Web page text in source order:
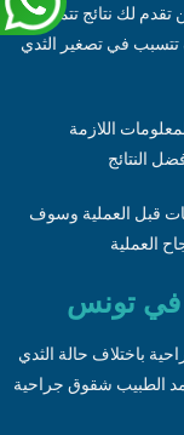
تقدم لك نتائج تتماشى
في تصغير الثدي
اللازمة
قبل العملية وسوف
في تونس
باختلاف حالة الثدي
الطبيب شقوق جراحية